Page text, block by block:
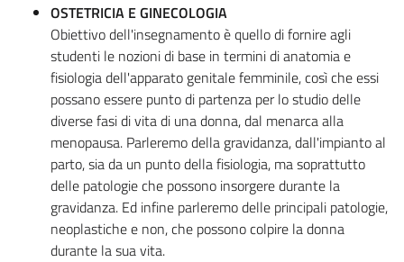
OSTETRICIA E GINECOLOGIA
Obiettivo dell'insegnamento è quello di fornire agli
studenti le nozioni di base in termini di anatomia e
fisiologia dell'apparato genitale femminile, così che essi
possano essere punto di partenza per lo studio delle
diverse fasi di vita di una donna, dal menarca alla
menopausa. Parleremo della gravidanza, dall'impianto al
parto, sia da un punto della fisiologia, ma soprattutto
delle patologie che possono insorgere durante la
gravidanza. Ed infine parleremo delle principali patologie,
neoplastiche e non, che possono colpire la donna
durante la sua vita.